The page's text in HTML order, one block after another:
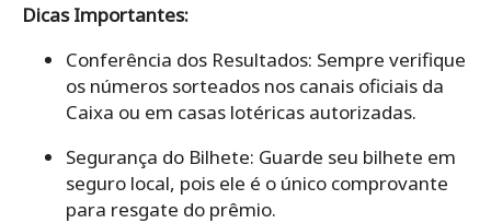
Dicas Importantes:
Conferência dos Resultados: Sempre verifique
os números sorteados nos canais oficiais da
Caixa ou em casas lotéricas autorizadas.
Segurança do Bilhete: Guarde seu bilhete em
seguro local, pois ele é o único comprovante
para resgate do prêmio.